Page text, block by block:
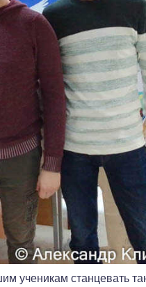
ученикам станцевать